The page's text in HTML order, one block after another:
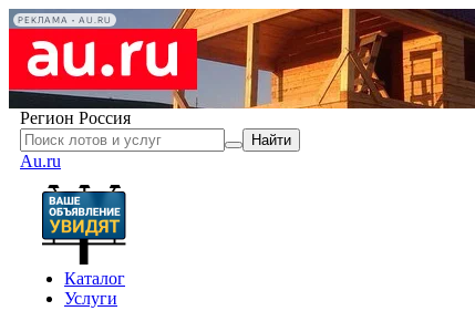
РЕКЛАМА • AU.RU
Регион Россия
Найти
Au.ru
Каталог
Услуги